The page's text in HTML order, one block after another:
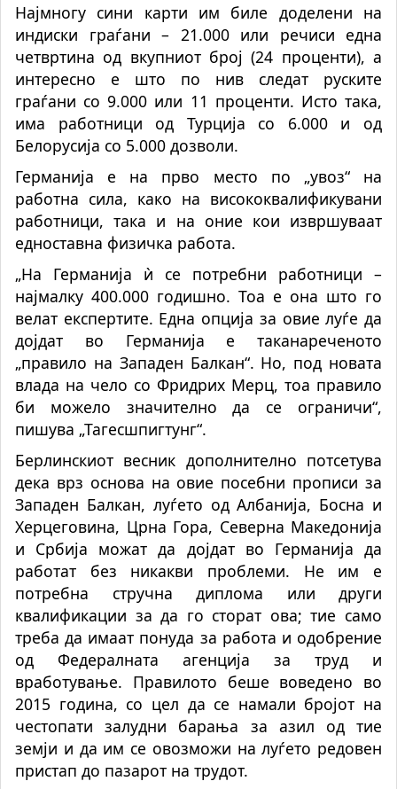
Најмногу сини карти им биле доделени на
индиски граѓани – 21.000 или речиси една
четвртина од вкупниот број (24 проценти), а
интересно е што по нив следат руските
граѓани со 9.000 или 11 проценти. Исто така,
има работници од Турција со 6.000 и од
Белорусија со 5.000 дозволи.
Германија е на прво место по „увоз“ на
работна сила, како на висококвалификувани
работници, така и на оние кои извршуваат
едноставна физичка работа.
„На Германија ѝ се потребни работници –
најмалку 400.000 годишно. Тоа е она што го
велат експертите. Една опција за овие луѓе да
дојдат во Германија е таканареченото
„правило на Западен Балкан“. Но, под новата
влада на чело со Фридрих Мерц, тоа правило
би можело значително да се ограничи“,
пишува „Тагесшпигтунг“.
Берлинскиот весник дополнително потсетува
дека врз основа на овие посебни прописи за
Западен Балкан, луѓето од Албанија, Босна и
Херцеговина, Црна Гора, Северна Македонија
и Србија можат да дојдат во Германија да
работат без никакви проблеми. Не им е
потребна стручна диплома или други
квалификации за да го сторат ова; тие само
треба да имаат понуда за работа и одобрение
од Федералната агенција за труд и
вработување. Правилото беше воведено во
2015 година, со цел да се намали бројот на
честопати залудни барања за азил од тие
земји и да им се овозможи на луѓето редовен
пристап до пазарот на трудот.